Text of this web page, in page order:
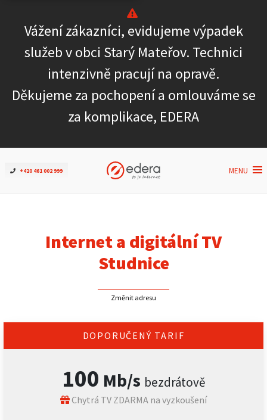
Vážení zákazníci, evidujeme výpadek
služeb v obci Starý Mateřov. Technici
intenzivně pracují na opravě.
Děkujeme za pochopení a omlouváme se
za komplikace, EDERA
+420 461 002 999 MENU
Ověřit dostupnost
Internet
ČEZNET TV
Podpora
Pro firmy
Internet a digitální TV
Studnice
Změnit adresu
DOPORUČENÝ TARIF
100 Mb/s bezdrátově
Chytrá TV ZDARMA na vyzkoušení